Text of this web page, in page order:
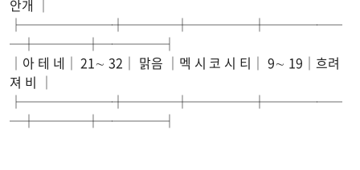
안개 │
├───────┼────┼─────┼──────
─┼────┼─────┤
│아 테 네│ 21∼ 32│ 맑음 │멕 시 코 시 티│ 9∼ 19│흐려
져 비 │
├───────┼────┼─────┼──────
─┼────┼─────┤